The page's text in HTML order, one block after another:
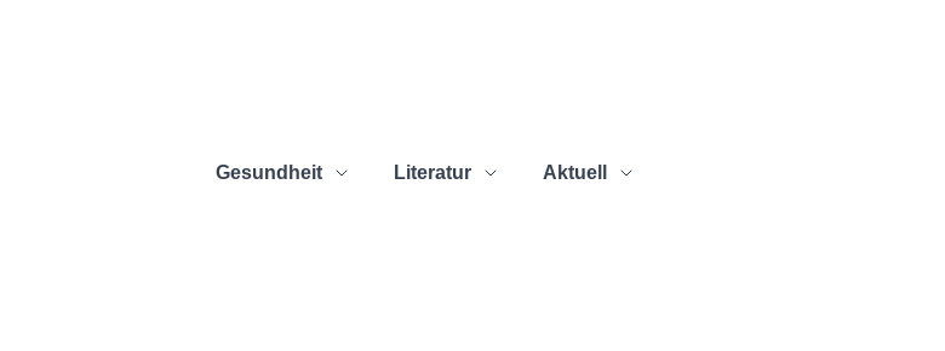
Gesundheit Literatur Aktuell